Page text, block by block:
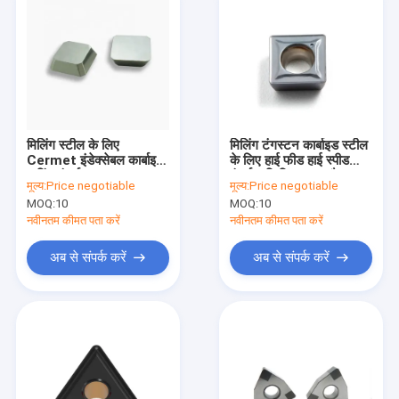
हमारे बारे में
मिलिंग स्टील के लिए
Cermet इंडेक्सेबल कार्बाइड
मूल्य:Price negotiable
MOQ:10
नवीनतम कीमत पता करें
अब से संपर्क करें
मिलिंग टंगस्टन कार्बाइड स्टील
के लिए हाई फीड हाई स्पीड
मूल्य:Price negotiable
MOQ:10
नवीनतम कीमत पता करें
अब से संपर्क करें